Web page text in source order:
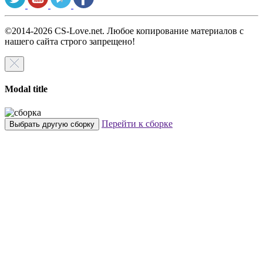
©2014-2026 CS-Love.net. Любое копирование материалов с
нашего сайта строго запрещено!
Modal title
Выбрать другую сборку Перейти к сборке